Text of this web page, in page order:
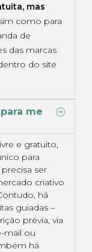
mas
como para
de
das marcas
do site
me
e gratuito,
para
ser
criativo
há
guiadas –
prévia, via
mail ou
há